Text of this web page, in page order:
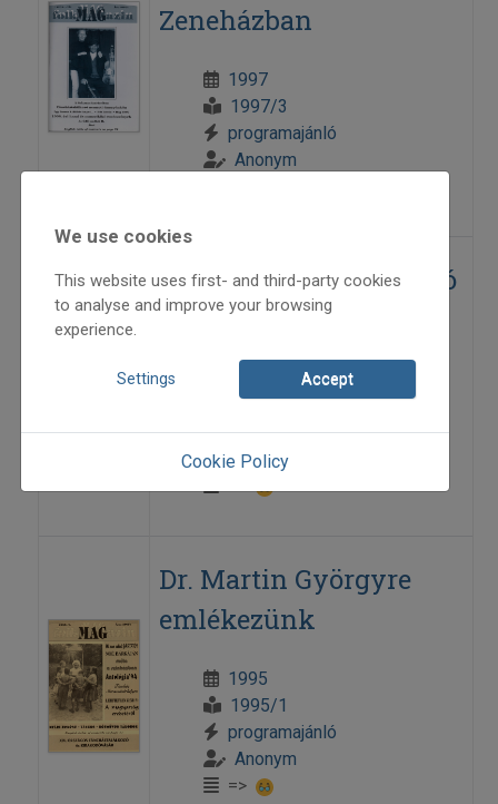
Zeneházban
1997
1997/3
programajánló
Anonym
Csizma és frakk – Fonó
zenekar: Túlparton
programajánló
Tóth Péter
=>
Dr. Martin Györgyre
emlékezünk
1995
1995/1
programajánló
Anonym
=>
We use cookies
This website uses first- and third-party cookies
to analyse and improve your browsing
experience.
Settings Accept
Cookie Policy